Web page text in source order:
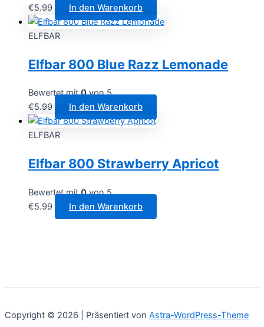
€5.99 In den Warenkorb
ELFBAR
Elfbar 800 Blue Razz Lemonade
Bewertet mit0von 5
€5.99 In den Warenkorb
ELFBAR
Elfbar 800 Strawberry Apricot
Bewertet mit0von 5
€5.99 In den Warenkorb
Copyright © 2026 | Präsentiert von Astra-WordPress-Theme